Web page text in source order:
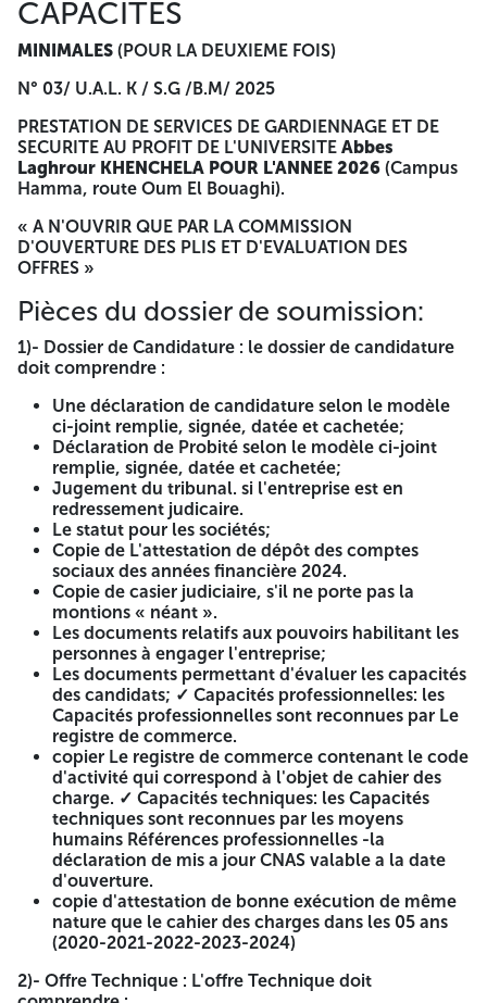
estimatif en hors taxes et en toutes taxes comprises rempli,
surcharge dans l'offre financière (bordereau des pris
unitaires et devis quantitatif et estimatif entraine le rejet de
l'offre. A -=-=-=-
AVIS D'APPEL D'OFFRES OUVERT
AVEC EXIGENCE DE CAPACITES
MINIMALES(POUR LA DEUXIEME FOIS)
N° 03/ U.A.L. K / S.G /B.M/ 2025
PRESTATION DE SERVICES DE GARDIENNAGE ET DE
SECURITE AU PROFIT DE L'UNIVERSITEAbbes Laghrour
KHENCHELA POUR L'ANNEE 2026(Campus Hamma, route
Oum El Bouaghi).
« A N'OUVRIR QUE PAR LA COMMISSION D'OUVERTURE
DES PLIS ET D'EVALUATION DES OFFRES »
Pièces du dossier de soumission:
1)- Dossier de Candidature : le dossier de candidature doit
comprendre :
Une déclaration de candidature selon le modèle ci-
joint remplie, signée, datée et cachetée;
Déclaration de Probité selon le modèle ci-joint
remplie, signée, datée et cachetée;
Jugement du tribunal. si l'entreprise est en
redressement judicaire.
Le statut pour les sociétés;
Copie de L'attestation de dépôt des comptes sociaux
des années financière 2024.
Copie de casier judiciaire, s'il ne porte pas la montions
« néant ».
Les documents relatifs aux pouvoirs habilitant les
personnes à engager l'entreprise;
Les documents permettant d'évaluer les capacités des
candidats; ✓ Capacités professionnelles: les Capacités
professionnelles sont reconnues par Le registre de
commerce.
copier Le registre de commerce contenant le code
d'activité qui correspond à l'objet de cahier des
charge. ✓ Capacités techniques: les Capacités
techniques sont reconnues par les moyens humains
Références professionnelles -la déclaration de mis a
CAPACITES
MINIMALES (POUR LA DEUXIEME FOIS)
N° 03/ U.A.L. K / S.G /B.M/ 2025
PRESTATION DE SERVICES DE GARDIENNAGE ET DE
SECURITE AU PROFIT DE L'UNIVERSITE Abbes
Laghrour KHENCHELA POUR L'ANNEE 2026 (Campus
Hamma, route Oum El Bouaghi).
« A N'OUVRIR QUE PAR LA COMMISSION
D'OUVERTURE DES PLIS ET D'EVALUATION DES
OFFRES »
Pièces du dossier de soumission:
1)- Dossier de Candidature : le dossier de candidature
doit comprendre :
Une déclaration de candidature selon le modèle
ci-joint remplie, signée, datée et cachetée;
Déclaration de Probité selon le modèle ci-joint
remplie, signée, datée et cachetée;
Jugement du tribunal. si l'entreprise est en
redressement judicaire.
Le statut pour les sociétés;
Copie de L'attestation de dépôt des comptes
sociaux des années financière 2024.
Copie de casier judiciaire, s'il ne porte pas la
montions « néant ».
Les documents relatifs aux pouvoirs habilitant les
personnes à engager l'entreprise;
Les documents permettant d'évaluer les capacités
des candidats; ✓ Capacités professionnelles: les
Capacités professionnelles sont reconnues par Le
registre de commerce.
copier Le registre de commerce contenant le code
d'activité qui correspond à l'objet de cahier des
charge. ✓ Capacités techniques: les Capacités
techniques sont reconnues par les moyens
humains Références professionnelles -la
déclaration de mis a jour CNAS valable a la date
d'ouverture.
copie d'attestation de bonne exécution de même
nature que le cahier des charges dans les 05 ans
(2020-2021-2022-2023-2024)
2)- Offre Technique : L'offre Technique doit